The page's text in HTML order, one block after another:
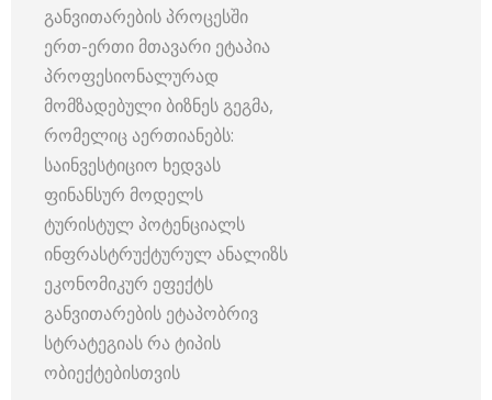
განვითარების პროცესში
ერთ-ერთი მთავარი ეტაპია
პროფესიონალურად
მომზადებული ბიზნეს გეგმა,
რომელიც აერთიანებს:
საინვესტიციო ხედვას
ფინანსურ მოდელს
ტურისტულ პოტენციალს
ინფრასტრუქტურულ ანალიზს
ეკონომიკურ ეფექტს
განვითარების ეტაპობრივ
სტრატეგიას რა ტიპის
ობიექტებისთვის